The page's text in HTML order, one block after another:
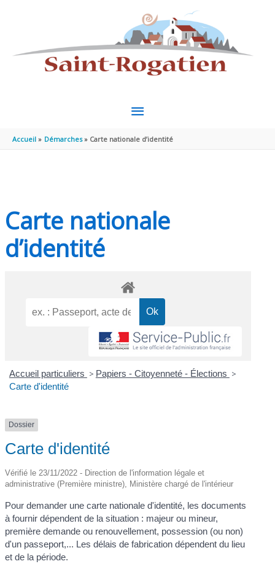
MENU
PRINCIPAL
Accueil Démarches Carte nationale d’identité
Carte nationale
d’identité
Accueil particuliers > Papiers - Citoyenneté - Élections >
Carte d'identité
Dossier
Carte d'identité
Vérifié le 23/11/2022 - Direction de l'information légale et
administrative (Première ministre), Ministère chargé de l'intérieur
Pour demander une carte nationale d'identité, les documents
à fournir dépendent de la situation : majeur ou mineur,
première demande ou renouvellement, possession (ou non)
d'un passeport,... Les délais de fabrication dépendent du lieu
et de la période.